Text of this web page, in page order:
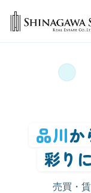
品川か
彩り
売買・